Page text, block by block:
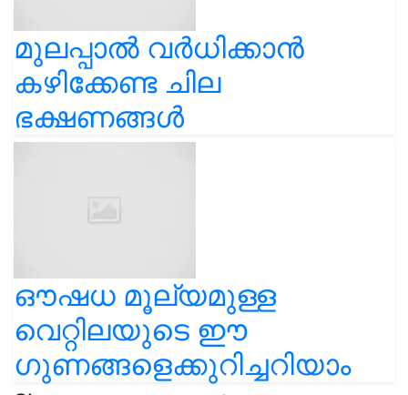
മുലപ്പാൽ വർധിക്കാൻ
കഴിക്കേണ്ട ചില
ഭക്ഷണങ്ങൾ
ഔഷധ മൂല്യമുള്ള
വെറ്റിലയുടെ ഈ
ഗുണങ്ങളെക്കുറിച്ചറിയാം